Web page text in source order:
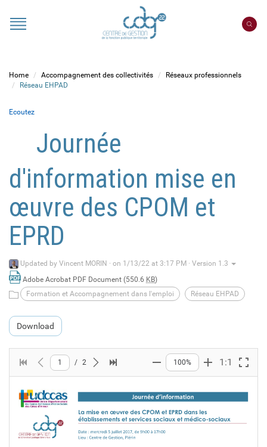
CDG
Home Accompagnement des collectivités
Réseaux professionnels
Réseau EHPAD
Ecoutez
Journée
d'information mise en
œuvre des CPOM et
EPRD
Updated by Vincent MORIN · on 1/13/22 at 3:17 PM · Version 1.3
Adobe Acrobat PDF Document (550.6 KB)
Formation et Accompagnement dans l'emploi
Réseau EHPAD
Download
First pagePrevious page
1 / 2
Next pageLast page Zoom out
100%
Zoom in
1:1 Full